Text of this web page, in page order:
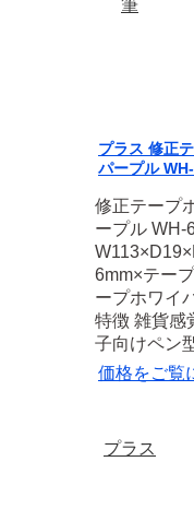
筆
プラス 修正
パープル
修正テープ
ープル WH-
6mm×テー
ープホワイ
特徴 雑貨感
子向けペン
価格をご覧
プラス